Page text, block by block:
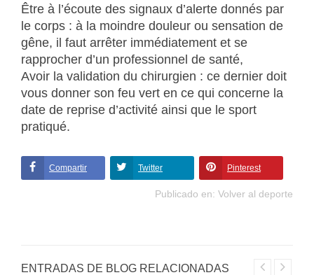
Être à l’écoute des signaux d’alerte donnés par
le corps : à la moindre douleur ou sensation de
gêne, il faut arrêter immédiatement et se
rapprocher d’un professionnel de santé,
Avoir la validation du chirurgien : ce dernier doit
vous donner son feu vert en ce qui concerne la
date de reprise d’activité ainsi que le sport
pratiqué.
Compartir Twitter Pinterest
Publicado en: Volver al deporte
ENTRADAS DE BLOG RELACIONADAS